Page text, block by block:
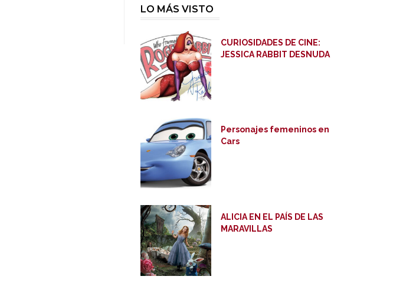
LO MÁS VISTO
CURIOSIDADES DE CINE:
JESSICA RABBIT DESNUDA
Personajes femeninos en
Cars
ALICIA EN EL PAÍS DE LAS
MARAVILLAS